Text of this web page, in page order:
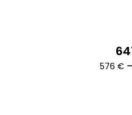
576 € –